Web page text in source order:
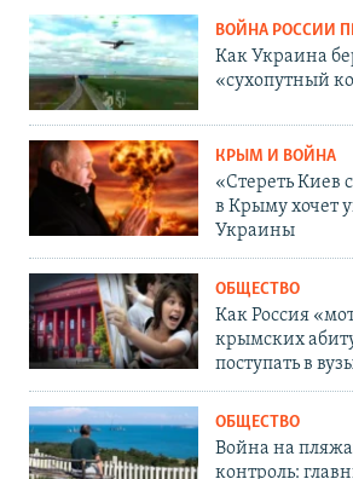
ВОЙНА РОССИИ
Как Украина
«сухопутный
КРЫМ И ВОЙНА
«Стереть Киев
в Крыму хочет
Украины
ОБЩЕСТВО
Как Россия
крымских
поступать в
ОБЩЕСТВО
Война на
контроль: